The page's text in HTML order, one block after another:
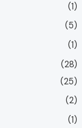
(1)
(5)
(1)
(28)
(25)
(2)
(1)